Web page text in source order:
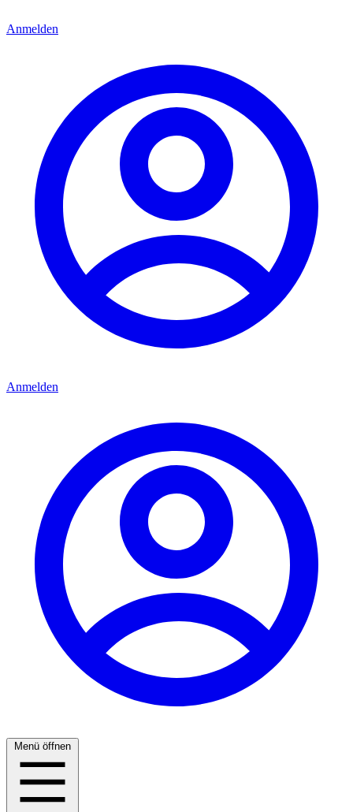
Anmelden
Anmelden
Menü öffnen